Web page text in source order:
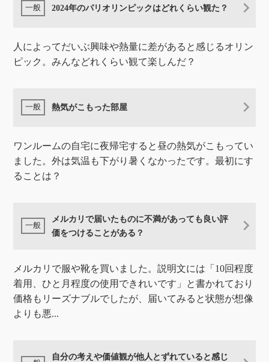
2024年のパリオリンピックはどれくらい観た？
人によってだいぶ興味や熱量に差があると感じるオリン
ピック。みんなどれくらい観て楽しんだ？
熱気がこもった部屋
ワンルームの自宅に夜帰宅すると昼の熱気がこもってい
ました。外は気温も下がり暑くなかったです。最初にす
ることは？
メルカリで届いたものに不満があっても良い評
価をつけることがある？
メルカリで服や靴を買いました。説明文には「10回程度
着用、ひと月程度の使用できれいです」と書かれており
価格もリーズナブルでしたが、届いてみると状態が想像
よりも悪...
自分の考えや価値観が他人とずれていると感じ